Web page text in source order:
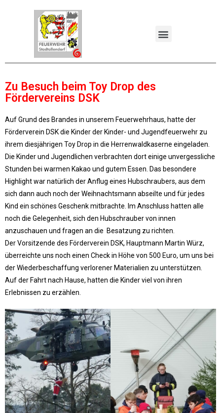
Zu Besuch beim Toy Drop des
Fördervereins DSK
Auf Grund des Brandes in unserem Feuerwehrhaus, hatte der
Förderverein DSK die Kinder der Kinder- und Jugendfeuerwehr zu
ihrem diesjährigen Toy Drop in die Herrenwaldkaserne eingeladen.
Die Kinder und Jugendlichen verbrachten dort einige unvergessliche
Stunden bei warmen Kakao und gutem Essen. Das besondere
Highlight war natürlich der Anflug eines Hubschraubers, aus dem
sich dann auch noch der Weihnachtsmann abseilte und für jedes
Kind ein schönes Geschenk mitbrachte. Im Anschluss hatten alle
noch die Gelegenheit, sich den Hubschrauber von innen
anzuschauen und fragen an die Besatzung zu richten.
Der Vorsitzende des Förderverein DSK, Hauptmann Martin Würz,
überreichte uns noch einen Check in Höhe von 500 Euro, um uns bei
der Wiederbeschaffung verlorener Materialien zu unterstützen.
Auf der Fahrt nach Hause, hatten die Kinder viel von ihren
Erlebnissen zu erzählen.